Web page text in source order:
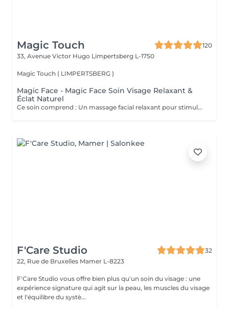
Magic Touch
120
33, Avenue Victor Hugo Limpertsberg L-1750
Magic Touch ( LIMPERTSBERG )
Magic Face - Magic Face Soin Visage Relaxant &
Éclat Naturel
Ce soin comprend : Un massage facial relaxant pour stimuler la circulation sanguine, détendre les traits du visage et favoriser l'éclat naturel de la peau. Une exfoliation douce pour éliminer les cellules mortes et affiner le grain de peau. Une hydratation profonde pour nourrir et revitaliser la peau. Un masque à l'argile adapté à votre peau pour purifier, apaiser et redonner de l'éclat au teint. Les bienfaits : Peau plus douce et lumineuse Teint frais et éclatant Réduction des signes de fatigue Sensation profonde de détente et de bien-être Amélioration de la circulation et de l'oxygénation de la peau Prenez un moment pour vous et laissez votre peau retrouver tout son éclat naturel.
F'Care Studio
32
22, Rue de Bruxelles Mamer L-8223
F'Care Studio vous offre bien plus qu'un soin du visage : une
expérience signature qui agit sur la peau, les muscles du visage
et l'équilibre du systè...